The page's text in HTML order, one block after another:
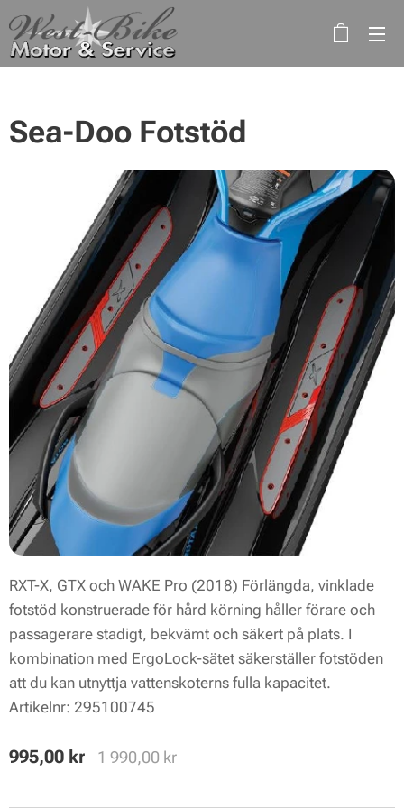
Sea-Doo Fotstöd
RXT-X, GTX och WAKE Pro (2018) Förlängda, vinklade
fotstöd konstruerade för hård körning håller förare och
passagerare stadigt, bekvämt och säkert på plats. I
kombination med ErgoLock-sätet säkerställer fotstöden
att du kan utnyttja vattenskoterns fulla kapacitet.
Artikelnr: 295100745
995,00 kr 1 990,00kr